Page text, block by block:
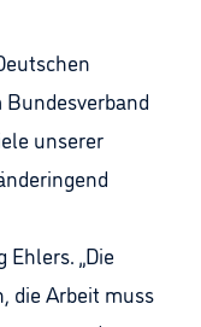
Bundesverband
unserer
„Die
die Arbeit muss